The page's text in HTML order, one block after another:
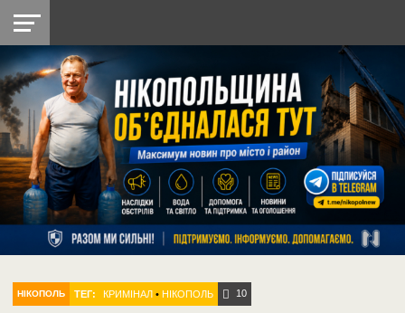
НІКОПОЛЬ
РАЙОН
СІЧЕСЛАВСЬКА
УКРАЇНА
РЕТРО
НІКОПОЛЬ
ЛАЙТ
УКРАЇНА
ДОПОМОГА
РАДІО
НІКОПОЛЬ ТЕГ: КРИМІНАЛ •НІКОПОЛЬ 10